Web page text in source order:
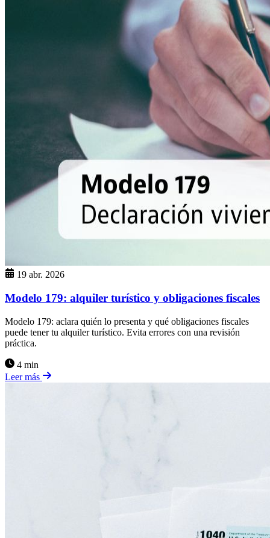
19 abr. 2026
Modelo 179: alquiler turístico y obligaciones fiscales
Modelo 179: aclara quién lo presenta y qué obligaciones fiscales
puede tener tu alquiler turístico. Evita errores con una revisión
práctica.
4 min
Leer más